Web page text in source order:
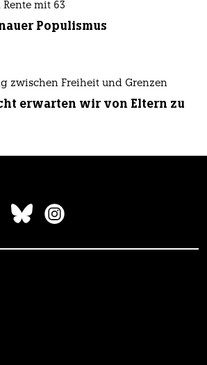
Rente mit 63
Populismus
zwischen Freiheit und Grenzen
erwarten wir von Eltern zu